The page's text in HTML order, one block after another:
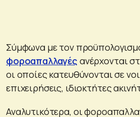
Σύμφωνα με τον
φοροαπαλλαγές ανέρχονται
οι οποίες κατευθύνονται σε
επιχειρήσεις, ιδιοκτήτες
Αναλυτικότερα, οι